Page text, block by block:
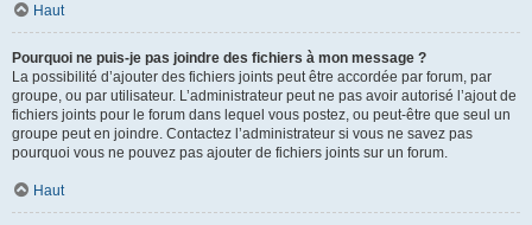
Haut
Pourquoi ne puis-je pas joindre des fichiers à mon message ?
La possibilité d’ajouter des fichiers joints peut être accordée par forum, par
groupe, ou par utilisateur. L’administrateur peut ne pas avoir autorisé l’ajout de
fichiers joints pour le forum dans lequel vous postez, ou peut-être que seul un
groupe peut en joindre. Contactez l’administrateur si vous ne savez pas
pourquoi vous ne pouvez pas ajouter de fichiers joints sur un forum.
Haut